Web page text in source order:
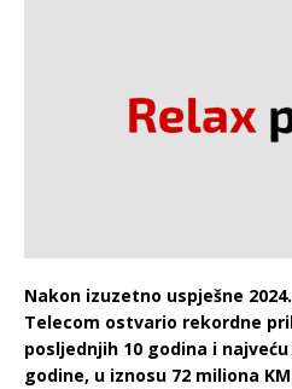
Nakon izuzetno uspješne
Telecom ostvario rekordne
posljednjih 10 godina i
godine, u iznosu 72 miliona